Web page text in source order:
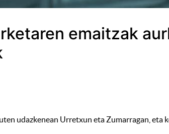
emaitzak
udazkenean Urretxun eta Zumarragan,